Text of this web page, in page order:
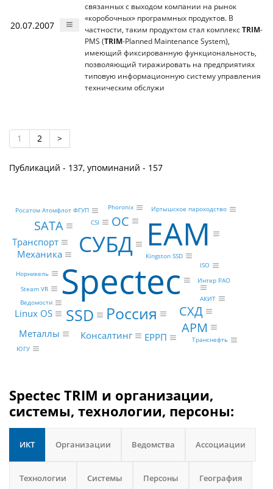
20.07.2007
связанных с выходом компании на рынок
«коробочных» программных продуктов. В
частности, таким продуктом стал комплекс TRIM-
PMS (TRIM-Planned Maintenance System),
имеющий фиксированную функциональность,
позволяющий тиражировать на предприятиях
типовую информационную систему управления
техническим обслужи
1 2 >
Публикаций - 137, упоминаний - 157
Spectec
EAM
СУБД
SSD Россия
АРМ
ОС
СХД
SATA
Транспорт
Linux OS
Металлы
Консалтинг
Механика
ЕРРП Транснефть
Норникель
Росатом Атомфлот ФГУП Иртышское пароходство
Интер РАО
Kingston SSD
Steam VR
Ведомости
ISO
АКИТ
Phoronix
CSI
ЮГУ
Spectec TRIM и организации,
системы, технологии, персоны:
ИКТ Организации Ведомства Ассоциации
Технологии Системы Персоны География